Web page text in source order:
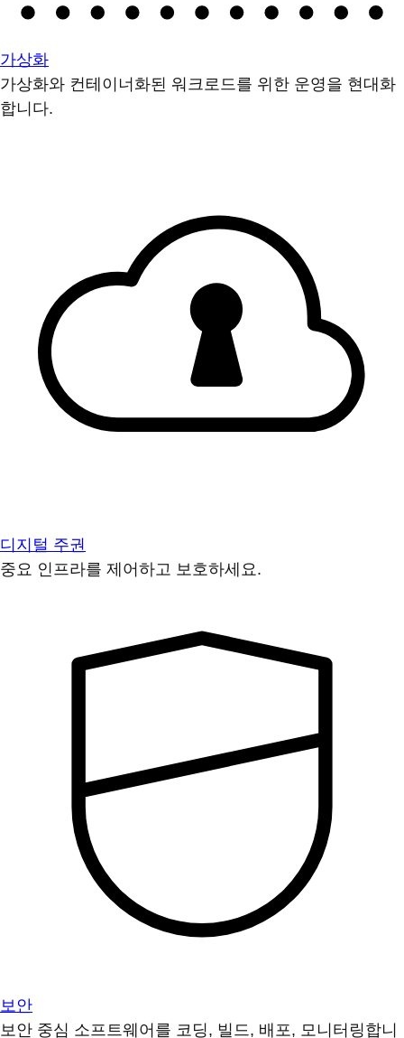
가상화
가상화와 컨테이너화된 워크로드를 위한 운영을 현대화
합니다.
디지털 주권
중요 인프라를 제어하고 보호하세요.
보안
보안 중심 소프트웨어를 코딩, 빌드, 배포, 모니터링합니